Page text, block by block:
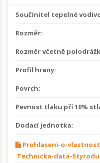
Součinitel tepelné
Rozměr:
Rozměr včetně
Profil hrany:
Povrch:
Pevnost tlaku při 10%
Dodací jednotka:
Prohlaseni-o-
Technicka-data-